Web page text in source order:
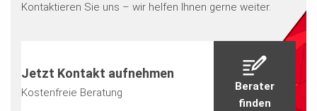
Kontaktieren Sie uns – wir helfen Ihnen gerne weiter.
Jetzt Kontakt aufnehmen
Kostenfreie Beratung
Berater
finden